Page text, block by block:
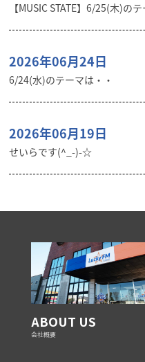
【MUSIC STATE】6/25(木)の
2026年06月24日
6/24(水)のテーマは・・
2026年06月19日
せいらです(^_-)-☆
ABOUT US
会社概要